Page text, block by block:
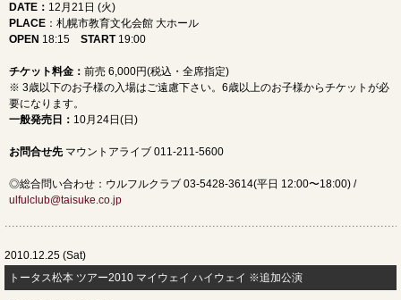
DATE ： 12月21日 (火)
PLACE ：札幌市教育文化会館 大ホール
OPEN 18:15 START19:00
チケット料金： 前売 6,000円(税込・全席指定)
※ 3歳以下のお子様の入場はご遠慮下さい。6歳以上のお子様からチケットが必
要になります。
一般発売日 ： 10月24日(日)
お問合せ先 マウントアライブ 011-211-5600
◎総合問い合わせ：ウルフルクラブ 03-5428-3614(平日 12:00〜18:00) /
ulfulclub@taisuke.co.jp
2010.12.25 (Sat)
トータス松本 ツアー2010 マイウェイ ハイウェイ ※追加公演